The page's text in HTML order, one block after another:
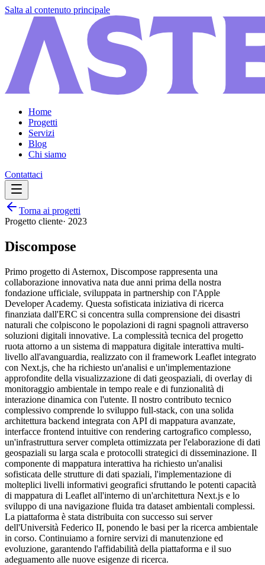
Salta al contenuto principale
Home
Progetti
Servizi
Blog
Chi siamo
Contattaci
Torna ai progetti
Progetto cliente· 2023
Discompose
Primo progetto di Asternox, Discompose rappresenta una
collaborazione innovativa nata due anni prima della nostra
fondazione ufficiale, sviluppata in partnership con l'Apple
Developer Academy. Questa sofisticata iniziativa di ricerca
finanziata dall'ERC si concentra sulla comprensione dei disastri
naturali che colpiscono le popolazioni di ragni spagnoli attraverso
soluzioni digitali innovative. La complessità tecnica del progetto
ruota attorno a un sistema di mappatura digitale interattiva multi-
livello all'avanguardia, realizzato con il framework Leaflet integrato
con Next.js, che ha richiesto un'analisi e un'implementazione
approfondite della visualizzazione di dati geospaziali, di overlay di
monitoraggio ambientale in tempo reale e di funzionalità di
interazione dinamica con l'utente. Il nostro contributo tecnico
complessivo comprende lo sviluppo full-stack, con una solida
architettura backend integrata con API di mappatura avanzate,
interfacce frontend intuitive con rendering cartografico complesso,
un'infrastruttura server completa ottimizzata per l'elaborazione di dati
geospaziali su larga scala e protocolli strategici di disseminazione. Il
componente di mappatura interattiva ha richiesto un'analisi
sofisticata delle strutture di dati spaziali, l'implementazione di
molteplici livelli informativi geografici sfruttando le potenti capacità
di mappatura di Leaflet all'interno di un'architettura Next.js e lo
sviluppo di una navigazione fluida tra dataset ambientali complessi.
La piattaforma è stata distribuita con successo sui server
dell'Università Federico II, ponendo le basi per la ricerca ambientale
in corso. Continuiamo a fornire servizi di manutenzione ed
evoluzione, garantendo l'affidabilità della piattaforma e il suo
adeguamento alle nuove esigenze di ricerca.